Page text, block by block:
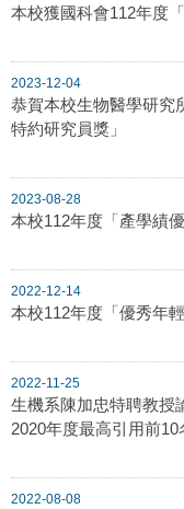
本校獲國科會112年度
2023-12-04
恭賀本校生物醫學研究
特約研究員獎」
2023-08-28
本校112年度「產學績
2022-12-14
本校112年度「優秀年
2022-11-25
生機系陳加忠特聘教授
2020年度最高引用前10
2022-08-08